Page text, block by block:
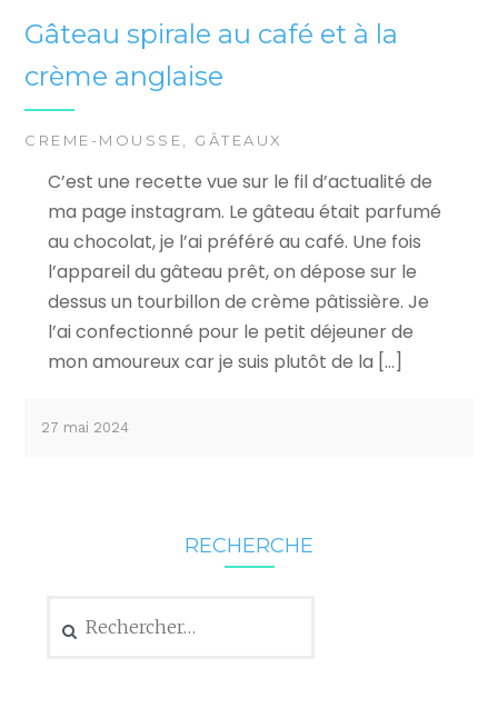
Gâteau spirale au café et à la
crème anglaise
CREME-MOUSSE GÂTEAUX
C’est une recette vue sur le fil d’actualité de
ma page instagram. Le gâteau était parfumé
au chocolat, je l’ai préféré au café. Une fois
l’appareil du gâteau prêt, on dépose sur le
dessus un tourbillon de crème pâtissière. Je
l’ai confectionné pour le petit déjeuner de
mon amoureux car je suis plutôt de la […]
27 mai 2024
RECHERCHE